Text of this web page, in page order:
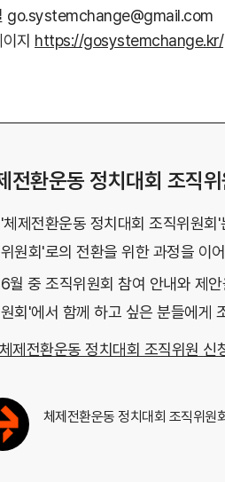
go.systemchange@gmail.com
지 https://gosystemchange.kr/
전환운동 정치대회 조직위
'체제전환운동 정치대회 조직위원
위원회'로의 전환을 위한 과정을 이
6월 중 조직위원회 참여 안내와 제
원회'에서 함께 하고 싶은 분들에게
체제전환운동 정치대회 조직위원 신
체제전환운동 정치대회 조직위원회